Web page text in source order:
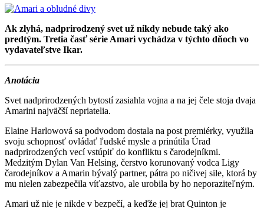
Ak zlyhá, nadprirodzený svet už nikdy nebude taký ako
predtým. Tretia časť série Amari vychádza v týchto dňoch vo
vydavateľstve Ikar.
Anotácia
Svet nadprirodzených bytostí zasiahla vojna a na jej čele stoja dvaja
Amarini najväčší nepriatelia.
Elaine Harlowová sa podvodom dostala na post premiérky, využila
svoju schopnosť ovládať ľudské mysle a prinútila Úrad
nadprirodzených vecí vstúpiť do konfliktu s čarodejníkmi.
Medzitým Dylan Van Helsing, čerstvo korunovaný vodca Ligy
čarodejníkov a Amarin bývalý partner, pátra po ničivej sile, ktorá by
mu nielen zabezpečila víťazstvo, ale urobila by ho neporaziteľným.
Amari už nie je nikde v bezpečí, a keďže jej brat Quinton je